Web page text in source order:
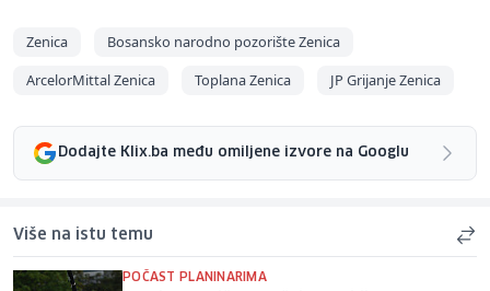
Zenica
Bosansko narodno pozorište Zenica
ArcelorMittal Zenica
Toplana Zenica JP Grijanje Zenica
Dodajte Klix.ba među omiljene izvore na Googlu
Više na istu temu
POČAST PLANINARIMA